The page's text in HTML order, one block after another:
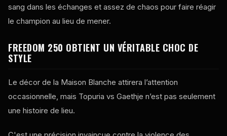
sang dans les échanges et assez de chaos pour faire réagir
le champion au lieu de mener.
FREEDOM 250 OBTIENT UN VÉRITABLE CHOC DE
STYLE
Le décor de la Maison Blanche attirera l’attention
occasionnelle, mais Topuria vs Gaethje n’est pas seulement
une histoire de lieu.